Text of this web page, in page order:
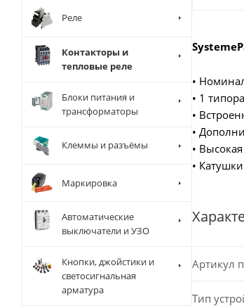
•
• 1
•
•
•
•
Артикул
Тип
Реле
Контакторы и
тепловые реле
Блоки питания и
трансформаторы
Клеммы и разъёмы
Маркировка
Автоматические
выключатели и УЗО
Кнопки, джойстики и
светосигнальная
арматура